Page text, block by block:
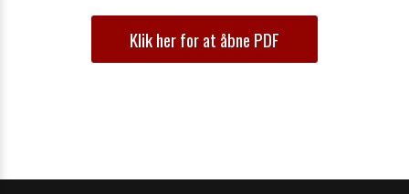
Klik her for at åbne PDF